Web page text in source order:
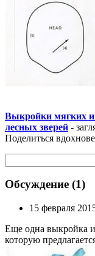
Выкройки мягких
лесных зверей -
Поделиться
Обсуждение (1)
15 февраля
Еще одна выкройка
которую